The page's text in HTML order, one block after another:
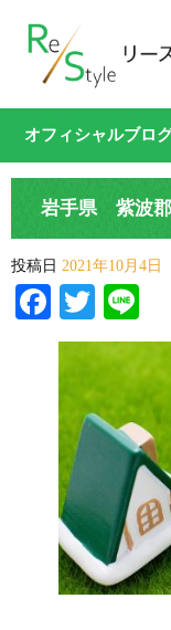
オフィシャルブロ
岩手県 紫波
投稿日 2021年10月4日
Facebook